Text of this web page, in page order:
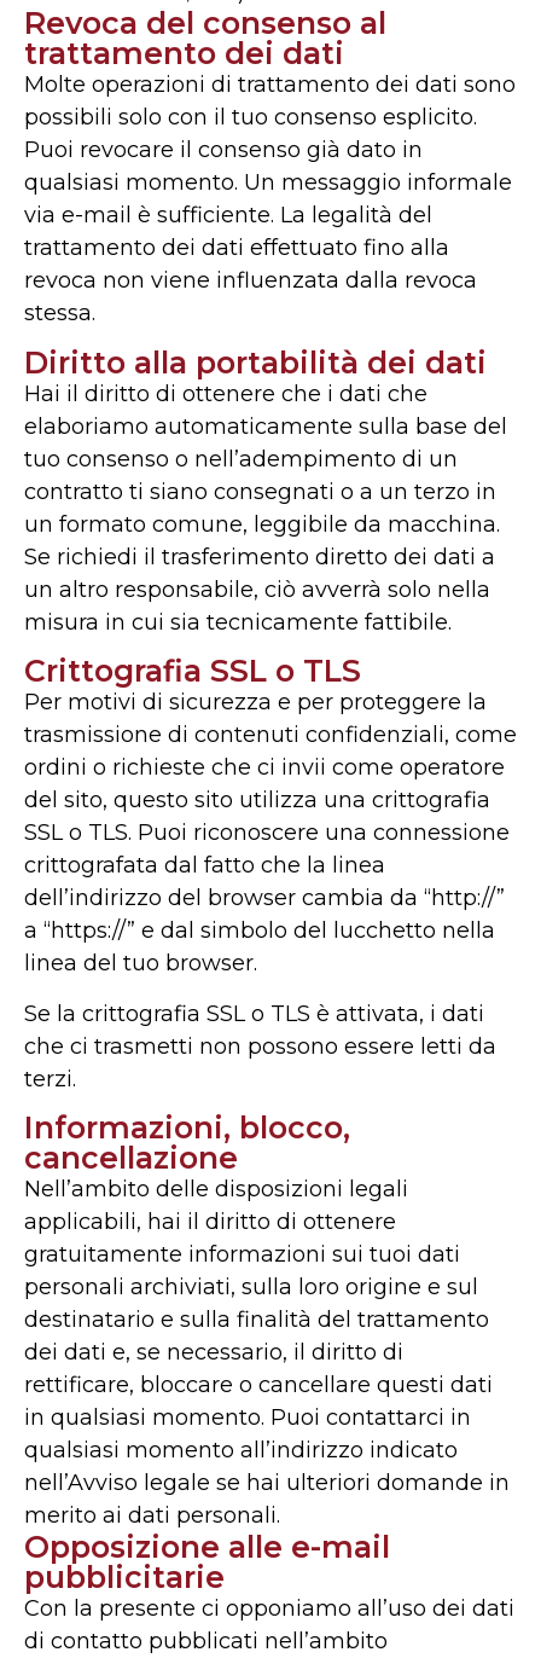
Revoca del consenso al
trattamento dei dati
Molte operazioni di trattamento dei dati sono
possibili solo con il tuo consenso esplicito.
Puoi revocare il consenso già dato in
qualsiasi momento. Un messaggio informale
via e-mail è sufficiente. La legalità del
trattamento dei dati effettuato fino alla
revoca non viene influenzata dalla revoca
stessa.
Diritto alla portabilità dei dati
Hai il diritto di ottenere che i dati che
elaboriamo automaticamente sulla base del
tuo consenso o nell’adempimento di un
contratto ti siano consegnati o a un terzo in
un formato comune, leggibile da macchina.
Se richiedi il trasferimento diretto dei dati a
un altro responsabile, ciò avverrà solo nella
misura in cui sia tecnicamente fattibile.
Crittografia SSL o TLS
Per motivi di sicurezza e per proteggere la
trasmissione di contenuti confidenziali, come
ordini o richieste che ci invii come operatore
del sito, questo sito utilizza una crittografia
SSL o TLS. Puoi riconoscere una connessione
crittografata dal fatto che la linea
dell’indirizzo del browser cambia da “http://”
a “https://” e dal simbolo del lucchetto nella
linea del tuo browser.
Se la crittografia SSL o TLS è attivata, i dati
che ci trasmetti non possono essere letti da
terzi.
Informazioni, blocco,
cancellazione
Nell’ambito delle disposizioni legali
applicabili, hai il diritto di ottenere
gratuitamente informazioni sui tuoi dati
personali archiviati, sulla loro origine e sul
destinatario e sulla finalità del trattamento
dei dati e, se necessario, il diritto di
rettificare, bloccare o cancellare questi dati
in qualsiasi momento. Puoi contattarci in
qualsiasi momento all’indirizzo indicato
nell’Avviso legale se hai ulteriori domande in
merito ai dati personali.
Opposizione alle e-mail
pubblicitarie
Con la presente ci opponiamo all’uso dei dati
di contatto pubblicati nell’ambito